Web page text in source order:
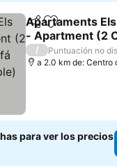
Compartir
Añadir a
Apartaments
- Apartment (2
Un Sofá Cama
People)
/
Puntuación no
a 2.0 km de: Centro
para ver los precios